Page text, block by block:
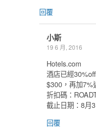
回覆
小斯
19 6 月, 2016
Hotels.com
酒店已經
$300，再加7%
折扣碼：
截止日期：8月
回覆